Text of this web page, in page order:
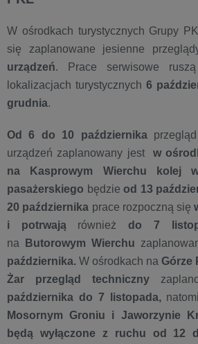
W ośrodkach turystycznych Grupy
się zaplanowane jesienne
urządzeń. Prace serwisowe
lokalizacjach turystycznych 6
grudnia.
Od 6 do 10 października
urządzeń zaplanowany jest
w
na Kasprowym Wierchu kolej
pasażerskiego będzie od 13
20 października prace rozpoczną się
i potrwają również do 7
na Butorowym Wierchu
października. W ośrodkach na Górze
Żar przegląd techniczny
października do 7 listopada,
Mosornym Groniu i Jaworzynie
będą wyłączone z ruchu od 12